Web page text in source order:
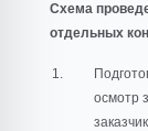
Схема
отдельных
осмотр